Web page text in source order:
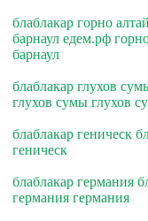
блаблакар горно
барнаул едем.рф
барнаул
блаблакар глухов
глухов сумы глухов
блаблакар геническ
геническ
блаблакар германия
германия германия